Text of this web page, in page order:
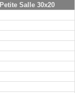
Petite Salle 30x20